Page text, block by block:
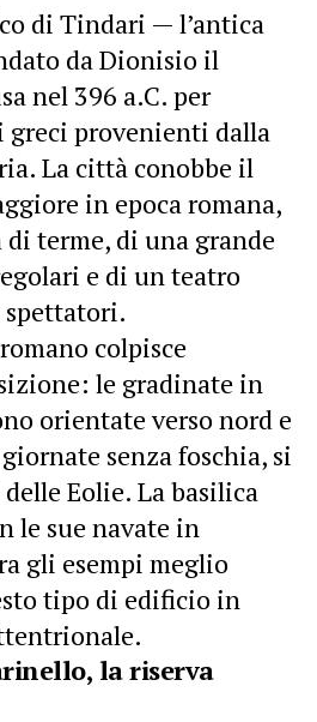
di Tindari — l’antica
da Dionisio il
nel 396 a.C. per
greci provenienti dalla
La città conobbe il
in epoca romana,
terme, di una grande
e di un teatro
spettatori.
colpisce
le gradinate in
orientate verso nord e
senza foschia, si
Eolie. La basilica
le sue navate in
gli esempi meglio
tipo di edificio in
la riserva